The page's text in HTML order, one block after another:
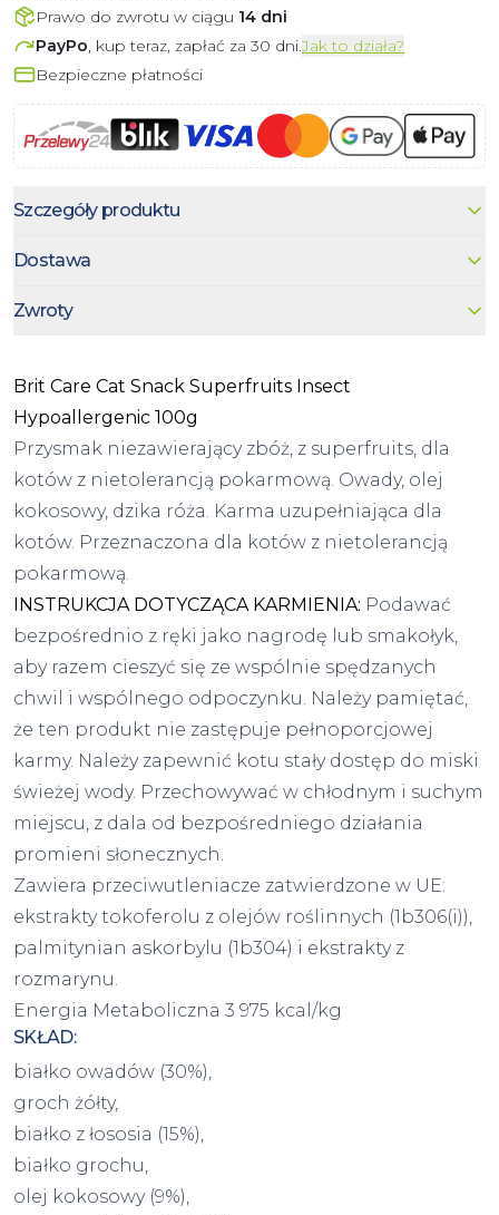
Prawo do zwrotu w ciągu 14 dni
PayPo , kup teraz, zapłać za 30 dni.Jak to działa?
Bezpieczne płatności
Szczegóły produktu
Dostawa
Zwroty
Brit Care Cat Snack Superfruits Insect
Hypoallergenic 100g
Przysmak niezawierający zbóż, z superfruits, dla
kotów z nietolerancją pokarmową. Owady, olej
kokosowy, dzika róża. Karma uzupełniająca dla
kotów. Przeznaczona dla kotów z nietolerancją
pokarmową.
INSTRUKCJA DOTYCZĄCA KARMIENIA: Podawać
bezpośrednio z ręki jako nagrodę lub smakołyk,
aby razem cieszyć się ze wspólnie spędzanych
chwil i wspólnego odpoczynku. Należy pamiętać,
że ten produkt nie zastępuje pełnoporcjowej
karmy. Należy zapewnić kotu stały dostęp do miski
świeżej wody. Przechowywać w chłodnym i suchym
miejscu, z dala od bezpośredniego działania
promieni słonecznych.
Zawiera przeciwutleniacze zatwierdzone w UE:
ekstrakty tokoferolu z olejów roślinnych (1b306(i)),
palmitynian askorbylu (1b304) i ekstrakty z
rozmarynu.
Energia Metaboliczna 3 975 kcal/kg
SKŁAD:
białko owadów (30%),
groch żółty,
białko z łososia (15%),
białko grochu,
olej kokosowy (9%),